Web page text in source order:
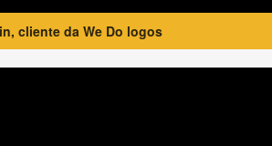
cliente da We Do logos